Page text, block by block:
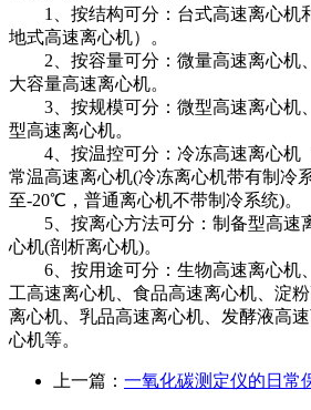
1、按结构可分：台式高速离心机
地式高速离心机）。
2、按容量可分：微量高速离心机
大容量高速离心机。
3、按规模可分：微型高速离心机
型高速离心机。
4、按温控可分：冷冻高速离心机
常温高速离心机(冷冻离心机带有制冷
至-20℃，普通离心机不带制冷系统)。
5、按离心方法可分：制备型高速
心机(剖析离心机)。
6、按用途可分：生物高速离心机
工高速离心机、食品高速离心机、淀
离心机、乳品高速离心机、发酵液高
心机等。
上一篇： 一氧化碳测定仪的日常